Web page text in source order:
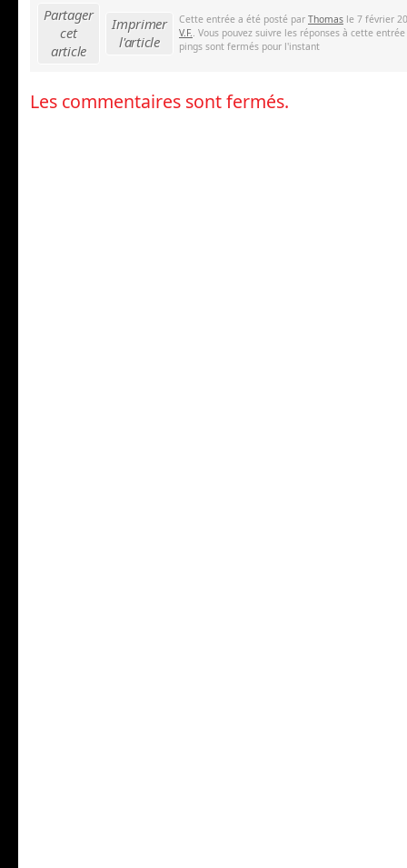
Partager
cet
article
Imprimer
l'article
Cette entrée a été posté par Thomas le 7 février
V.F. . Vous pouvez suivre les réponses à cette
pings sont fermés pour l'instant
Les commentaires sont fermés.